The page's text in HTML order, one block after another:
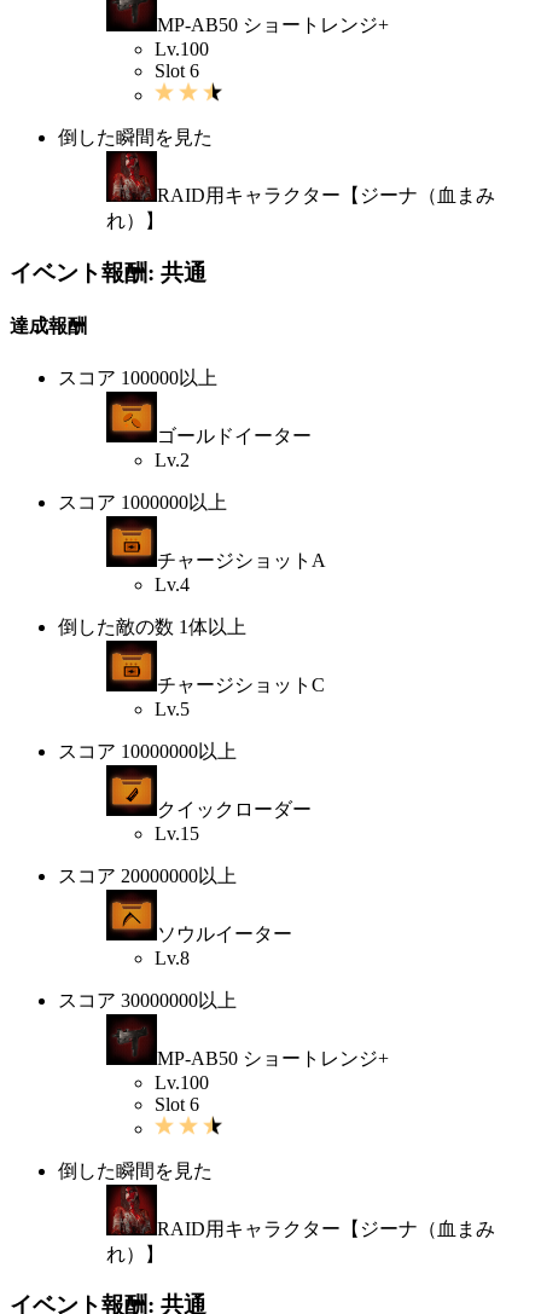
MP-AB50 ショートレンジ+
Lv.100
Slot 6
倒した瞬間を見た
RAID用キャラクター【ジーナ（血まみ
れ）】
イベント報酬: 共通
達成報酬
スコア 100000以上
ゴールドイーター
Lv.2
スコア 1000000以上
チャージショットA
Lv.4
倒した敵の数 1体以上
チャージショットC
Lv.5
スコア 10000000以上
クイックローダー
Lv.15
スコア 20000000以上
ソウルイーター
Lv.8
スコア 30000000以上
MP-AB50 ショートレンジ+
Lv.100
Slot 6
倒した瞬間を見た
RAID用キャラクター【ジーナ（血まみ
れ）】
イベント報酬: 共通